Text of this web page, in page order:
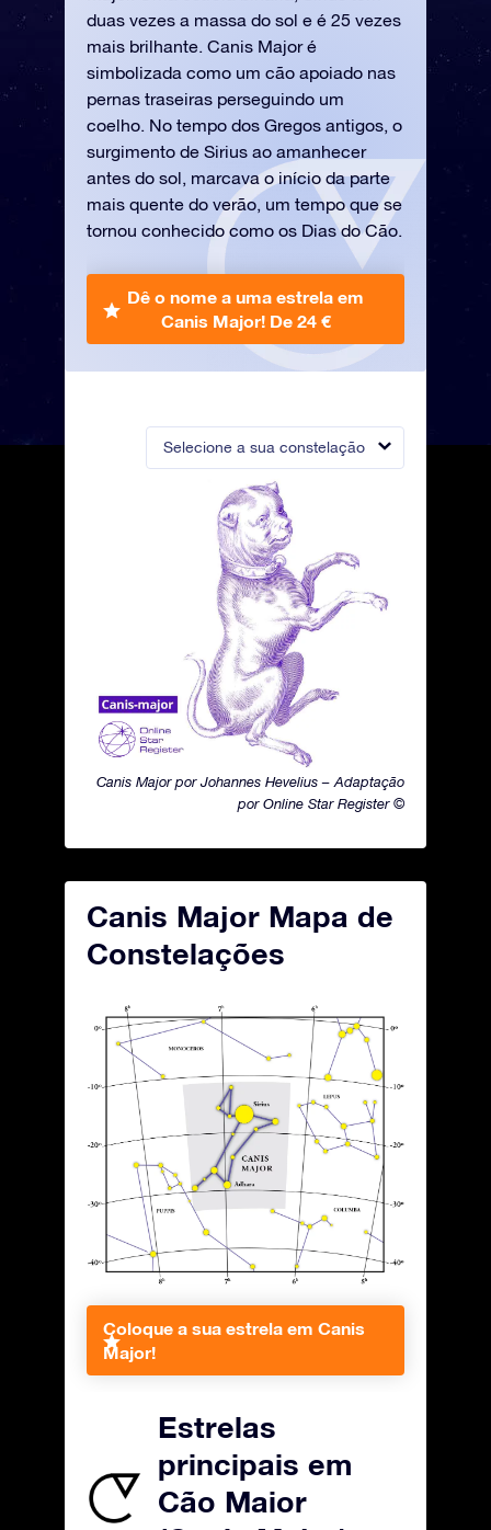
Selecione a sua constelação
Canis Major por Johannes Hevelius – Adaptação
por Online Star Register ©
duas vezes a massa do sol e é 25 vezes
mais brilhante. Canis Major é
simbolizada como um cão apoiado nas
pernas traseiras perseguindo um
coelho. No tempo dos Gregos antigos, o
surgimento de Sirius ao amanhecer
antes do sol, marcava o início da parte
mais quente do verão, um tempo que se
tornou conhecido como os Dias do Cão.
Dê o nome a uma estrela em
Canis Major! De 24 €
Canis Major Mapa de
Constelações
Coloque a sua estrela em Canis
Major!
Estrelas
principais em
Cão Maior